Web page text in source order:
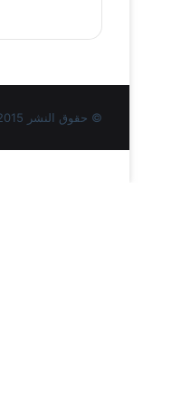
© حقوق النشر 2015 - 2026، جميع الحقوق محفوظة | الصفحة العربية